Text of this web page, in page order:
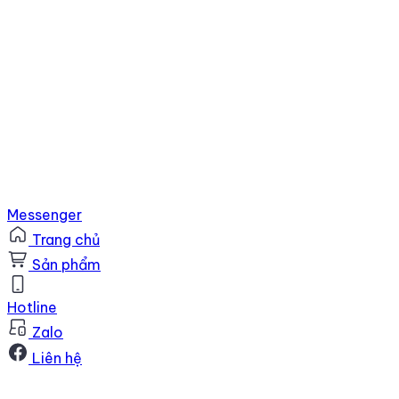
Messenger
Trang chủ
Sản phẩm
Hotline
Zalo
Liên hệ